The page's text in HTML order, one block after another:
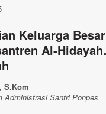
Keluarga Besar
Al-Hidayah
S.Kom
Administrasi Santri Ponpes